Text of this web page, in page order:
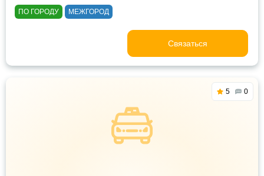
ПО ГОРОДУ МЕЖГОРОД
Связаться
5 0